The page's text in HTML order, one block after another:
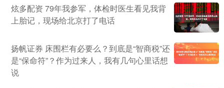
炫多配资 79年我参军，体检时医生看见我背
上胎记，现场给北京打了电话
扬帆证券 床围栏有必要么？到底是“智商税”还
是“保命符”？作为过来人，我有几句心里话想
说